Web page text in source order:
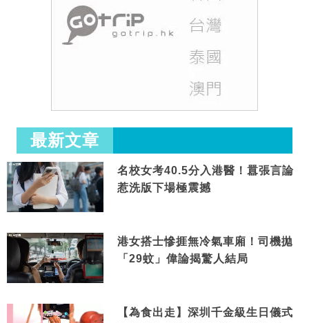
最新文章
名校女考40.5分入港醫！囂張言論
惹洗版下場極震撼
港女搭士慘捱無冷氣車廂！司機拋
「29蚊」偉論揭驚人結局
【為食出走】深圳千金級生日儀式